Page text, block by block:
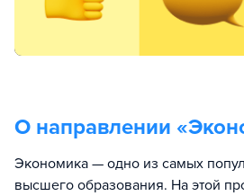
О направлении «
Экономика — одно из самых
высшего образования. На этой